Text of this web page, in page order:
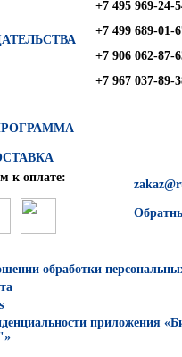
+7 495 969-24-
+7 499 689-01-
+7 906 062-87-
+7 967 037-89-
к оплате:
обработки
приложения